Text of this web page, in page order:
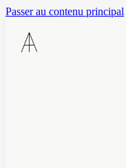
Passer au contenu principal